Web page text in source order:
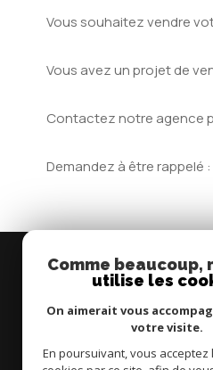
Vous souhaitez vendre
Vous avez un projet de
Contactez notre agence
Demandez à être rappelé
Cabinet Million
04 67 19 13 03
Comme beaucoup,
utilise les
On aimerait vous
votre visite.
En poursuivant, vous